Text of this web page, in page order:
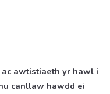
awtistiaeth yr hawl i
canllaw hawdd ei